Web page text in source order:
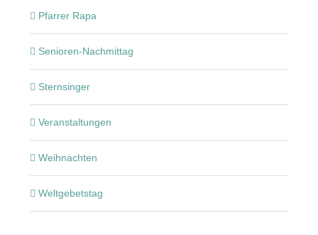
Pfarrer Rapa
Senioren-Nachmittag
Sternsinger
Veranstaltungen
Weihnachten
Weltgebetstag